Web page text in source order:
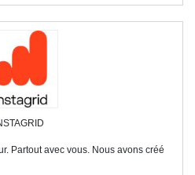
Partout avec vous. Nous avons créé